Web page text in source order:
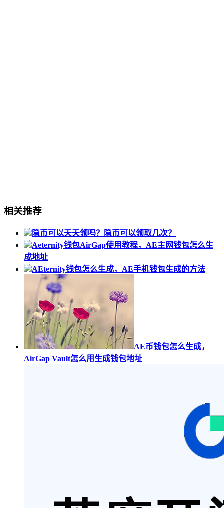
相关推荐
隐币可以天天领吗？隐币可以领取几次？
Aeternity钱包AirGap使用教程，AE主网钱包怎么生
成地址
AEternity钱包怎么生成，AE手机钱包生成的方法
AE币钱包怎么生成，
AirGap Vault怎么用生成钱包地址